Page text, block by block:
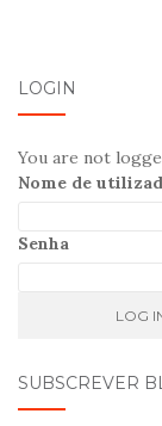
LOGIN
You are not
Nome de
Senha
SUBSCREVER